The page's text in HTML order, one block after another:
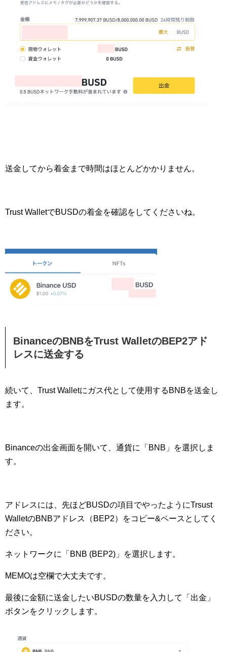
送金してから着金まで時間はほとんどかかりません。
Trust WalletでBUSDの着金を確認をしてくださいね。
BinanceのBNBをTrust WalletのBEP2アド
レスに送金する
続いて、Trust Walletにガス代として使用するBNBを送金し
ます。
Binanceの出金画面を開いて、通貨に「BNB」を選択しま
す。
アドレスには、先ほどBUSDの項目でやったようにTrsust
WalletのBNBアドレス（BEP2）をコピー&ペースとしてく
ださい。
ネットワークに「BNB (BEP2)」を選択します。
MEMOは空欄で大丈夫です。
最後に金額に送金したいBUSDの数量を入力して「出金」
ボタンをクリックします。